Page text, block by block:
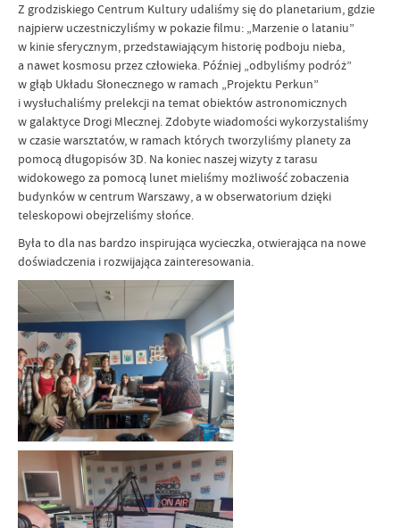
Z grodziskiego Centrum Kultury udaliśmy się do planetarium, gdzie
najpierw uczestniczyliśmy w pokazie filmu: „Marzenie o lataniu”
w kinie sferycznym, przedstawiającym historię podboju nieba,
a nawet kosmosu przez człowieka. Później „odbyliśmy podróż”
w głąb Układu Słonecznego w ramach „Projektu Perkun”
i wysłuchaliśmy prelekcji na temat obiektów astronomicznych
w galaktyce Drogi Mlecznej. Zdobyte wiadomości wykorzystaliśmy
w czasie warsztatów, w ramach których tworzyliśmy planety za
pomocą długopisów 3D. Na koniec naszej wizyty z tarasu
widokowego za pomocą lunet mieliśmy możliwość zobaczenia
budynków w centrum Warszawy, a w obserwatorium dzięki
teleskopowi obejrzeliśmy słońce.
Była to dla nas bardzo inspirująca wycieczka, otwierająca na nowe
doświadczenia i rozwijająca zainteresowania.